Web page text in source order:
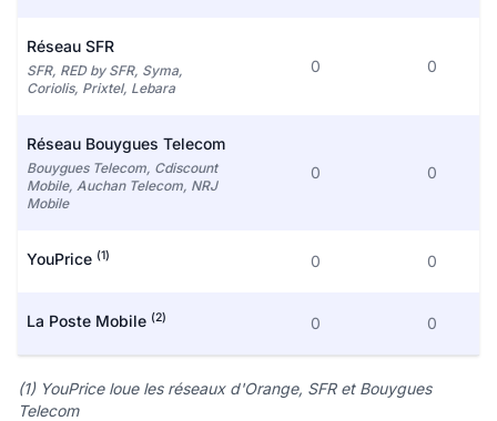
Réseau SFR
SFR, RED by SFR, Syma,
Coriolis, Prixtel, Lebara
0 0
Réseau Bouygues Telecom
Bouygues Telecom, Cdiscount
Mobile, Auchan Telecom, NRJ
Mobile
0 0
YouPrice (1) 0 0
La Poste Mobile (2) 0 0
(1) YouPrice loue les réseaux d'Orange, SFR et Bouygues
Telecom